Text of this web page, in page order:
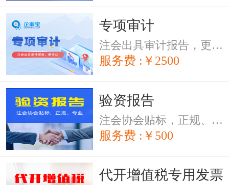
专项审计
注会出具审计报告，更专业
服务费 :￥2500
验资报告
注会协会贴标，正规、专业
服务费 :￥500
代开增值税专用发票